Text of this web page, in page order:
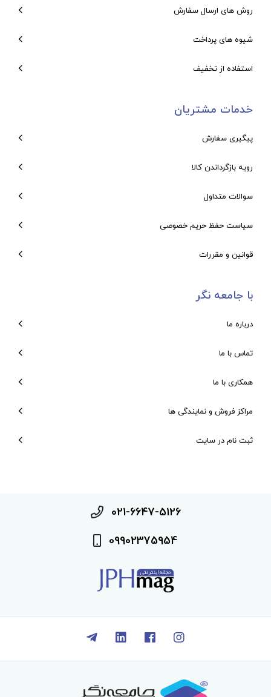
روش های ارسال سفارش
شیوه های پرداخت
استفاده از تخفیف
خدمات مشتریان
پیگیری سفارش
رویه بازگرداندن کالا
سوالات متداول
سیاست حفظ حریم خصوصی
قوانین و مقررات
با جامعه نگر
درباره ما
تماس با ما
همکاری با ما
مراکز فروش و نمایندگی ها
ثبت نام در سایت
021-6647-5126
09902375954